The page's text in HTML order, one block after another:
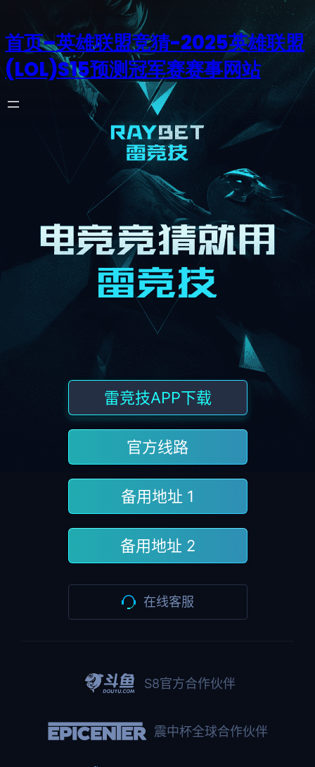
首页–英雄联盟竞猜-2025英雄联盟
(LOL)S15预测冠军赛赛事网站